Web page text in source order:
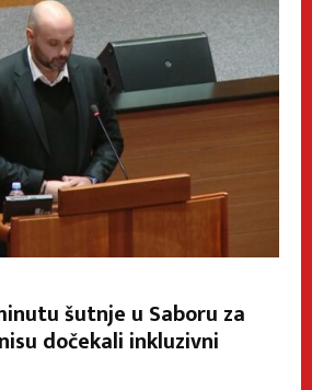
šutnje u Saboru za
dočekali inkluzivni